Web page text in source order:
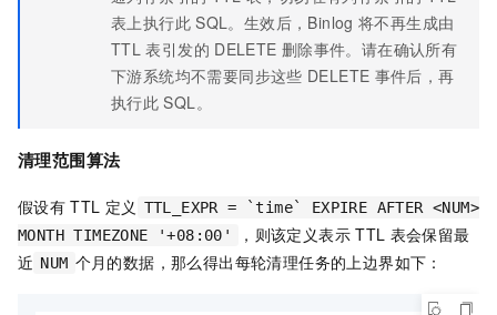
表上执行此 SQL。生效后，Binlog 将不再生成由
TTL 表引发的 DELETE 删除事件。请在确认所有
下游系统均不需要同步这些 DELETE 事件后，再
执行此 SQL。
清理范围算法
假设有 TTL 定义 TTL_EXPR = `time` EXPIRE AFTER <NUM>
MONTH TIMEZONE '+08:00'
，则该定义表示 TTL 表会保留最
近 NUM 个月的数据，那么得出每轮清理任务的上边界如下：